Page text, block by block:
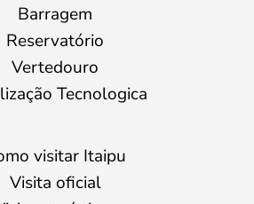
Barragem
Reservatório
Vertedouro
Tecnologica
visitar Itaipu
Visita oficial